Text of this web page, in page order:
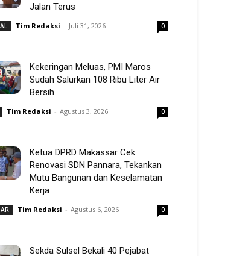
Jalan Terus
Tim Redaksi - Juli 31, 2026 0
Kekeringan Meluas, PMI Maros
Sudah Salurkan 108 Ribu Liter Air
Bersih
Tim Redaksi - Agustus 3, 2026 0
Ketua DPRD Makassar Cek
Renovasi SDN Pannara, Tekankan
Mutu Bangunan dan Keselamatan
Kerja
Tim Redaksi - Agustus 6, 2026 0
Sekda Sulsel Bekali 40 Pejabat